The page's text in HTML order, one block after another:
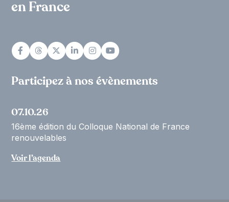
en France
Participez à nos évènements
07.10.26
16ème édition du Colloque National de France
renouvelables
Voir l’agenda